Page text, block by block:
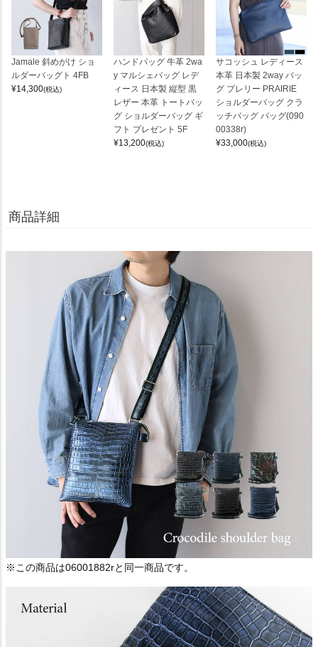
Jamale 斜めがけ ショ
ルダーバッグト 4FB
¥14,300(税込)
ハンドバッグ 牛革 2wa
y マルシェバッグ レデ
ィース 日本製 縦型 黒
レザー 本革 トートバッ
グ ショルダーバッグ ギ
フト プレゼント 5F
¥13,200(税込)
サコッシュ レディース
本革 日本製 2way バッ
グ プレリー PRAIRIE
ショルダーバッグ クラ
ッチバッグ バッグ(090
00338r)
¥33,000(税込)
商品詳細
※この商品は06001882rと同一商品です。